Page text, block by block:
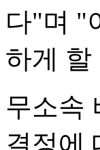
다"며 "
하게 할
무소속
결정에